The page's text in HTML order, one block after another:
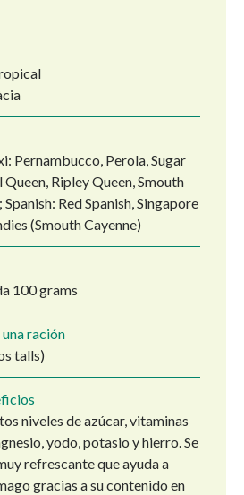
Pernambucco, Perola, Sugar
Ripley Queen, Smouth
Red Spanish, Singapore
(Smouth Cayenne)
100 grams
ración
talls)
niveles de azúcar, vitaminas
yodo, potasio y hierro. Se
refrescante que ayuda a
gracias a su contenido en